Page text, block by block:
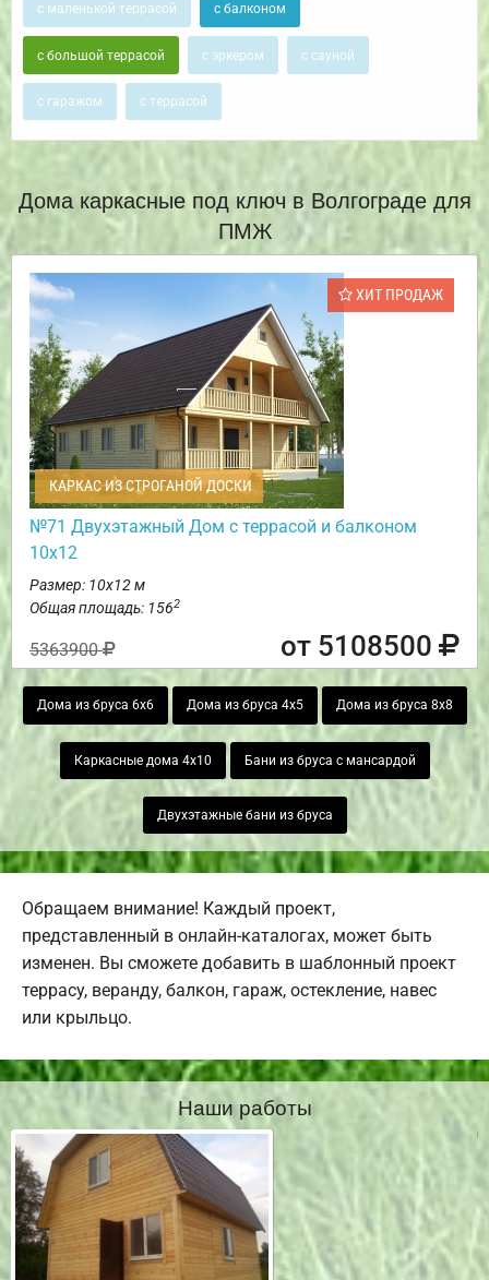
с маленькой террасой с балконом
с большой террасой с эркером с сауной
с гаражом с террасой
Дома каркасные под ключ в Волгограде для
ПМЖ
ХИТ ПРОДАЖ
КАРКАС ИЗ СТРОГАНОЙ ДОСКИ
№71 Двухэтажный Дом с террасой и балконом
10х12
Размер: 10х12 м
Общая площадь: 1562
5363900 от 5108500
Дома из бруса 6х6 Дома из бруса 4х5 Дома из бруса 8х8
Каркасные дома 4х10 Бани из бруса с мансардой
Двухэтажные бани из бруса
Обращаем внимание! Каждый проект,
представленный в онлайн-каталогах, может быть
изменен. Вы сможете добавить в шаблонный проект
террасу, веранду, балкон, гараж, остекление, навес
или крыльцо.
Наши работы